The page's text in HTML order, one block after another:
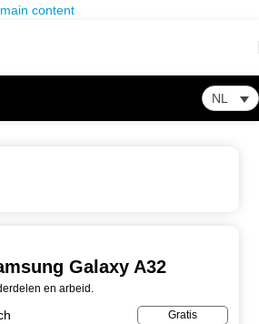
content
NL
Réparation Samsung Galaxy
Galaxy A32
en arbeid.
Gratis